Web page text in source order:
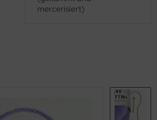
mercerisiert)